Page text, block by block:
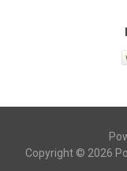
Copyright © 2026